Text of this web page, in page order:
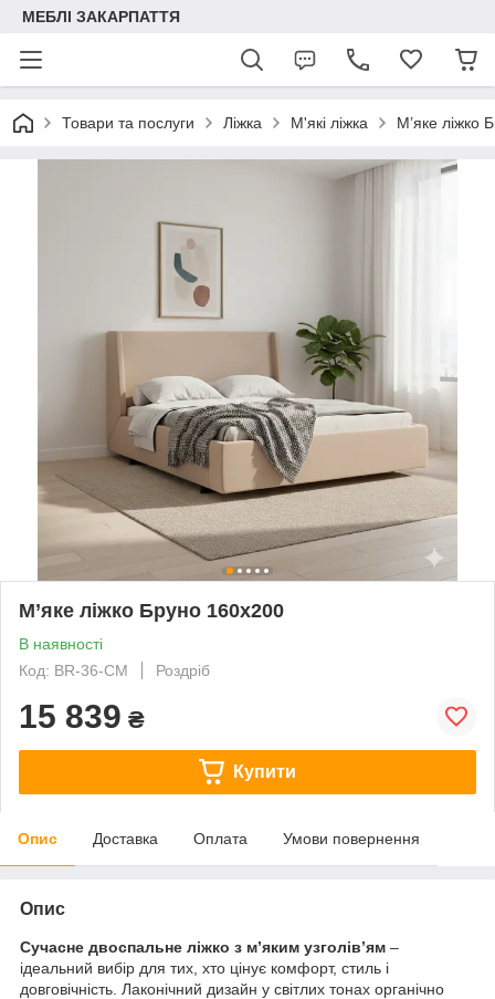
МЕБЛІ ЗАКАРПАТТЯ
Товари та послуги Ліжка М'які ліжка М’яке ліжко
М’яке ліжко Бруно 160х200
В наявності
Код: BR-36-CM
Роздріб
15 839 ₴
Купити
Опис Доставка Оплата Умови повернення
Опис
Сучасне двоспальне ліжко з м’яким узголів’ям –
ідеальний вибір для тих, хто цінує комфорт, стиль і
довговічність. Лаконічний дизайн у світлих тонах органічно